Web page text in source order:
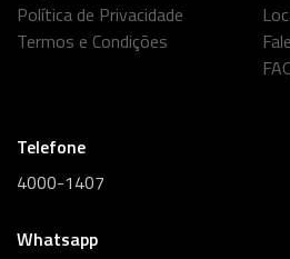
Política de Privacidade
Termos e Condições
Telefone
4000-1407
Whatsapp